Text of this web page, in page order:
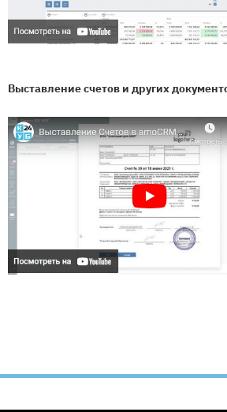
Выставление счетов и других